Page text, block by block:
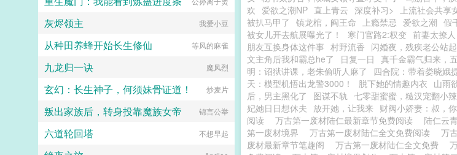
欢 爱欲之潮NP 直上青云 深度补习> 上流社会共享
被扒马甲了 镇龙棺，阎王命 上瘾禁忌 爱欲之潮 假
被女儿开去航展曝光了！
寒门官路2:权变 前妻太撩
朋友互换身体这件事 村野流香 闪婚夜，残疾老公站
文主角后我和霸总he了
日复一日 真千金霸气归来，
明：诏狱讲课，老朱偷听人麻了
四合院：带着娄晓娥
天：模型机悟出龙警3000！
脱下她的情趣内衣 山雨
后，男主黑化了
图谋不轨 七零甜蜜蜜，糙汉宠翻小
妃她日日想休夫 放开她，让我来 财阀小娇妻：叔，
阅读
万古第一废材陆仁最新章节免费阅读 陆仁云
第一废材境界
万古第一废材陆仁全文免费阅读 万
废材最新章节笔趣阁
万古第一废材陆仁全文免费
灰烬领主 我爱小豆
从种田养蜂开始长生修仙 等风的麻雀
九龙归一诀 魔风烈
玄幻：长生神子，何须妹骨证道！ 炒麦片
叛出家族后，转身投靠魔族女帝 锦言公举
六道轮回塔 不想早起